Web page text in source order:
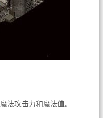
法攻击力和魔法值。